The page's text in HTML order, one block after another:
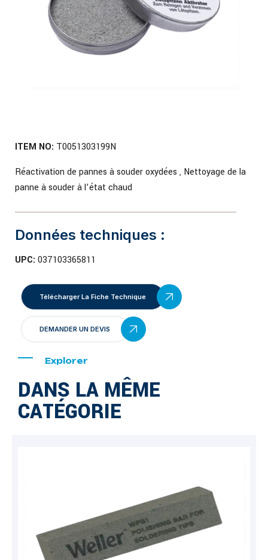
ITEM NO: T0051303199N
Réactivation de pannes à souder oxydées , Nettoyage de la
panne à souder à l’état chaud
Données techniques :
UPC: 037103365811
Télécharger La Fiche Technique
DEMANDER UN DEVIS
Explorer
DANS LA MÊME
CATÉGORIE